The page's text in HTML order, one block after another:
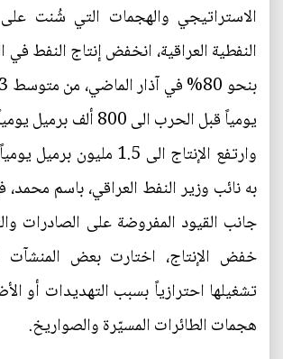
الاستراتيجي والهجمات التي شُنت على
النفطية العراقية، انخفض إنتاج النفط في
يومياً قبل الحرب الى 800
وارتفع الإنتاج الى 1.5
جانب القيود المفروضة على الصادرات
خفض الإنتاج، اختارت بعض المنشآت
تشغيلها احترازياً بسبب التهديدات أو
هجمات الطائرات المسيّرة والصواريخ.